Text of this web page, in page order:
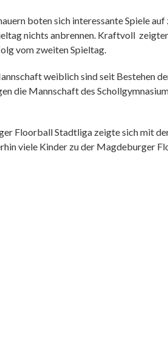
boten sich interessante Spiele
nichts anbrennen. Kraftvoll
vom zweiten Spieltag.
weiblich sind seit Bestehen
die Mannschaft des
Floorball Stadtliga zeigte sich mit
viele Kinder zu der Magdeburger